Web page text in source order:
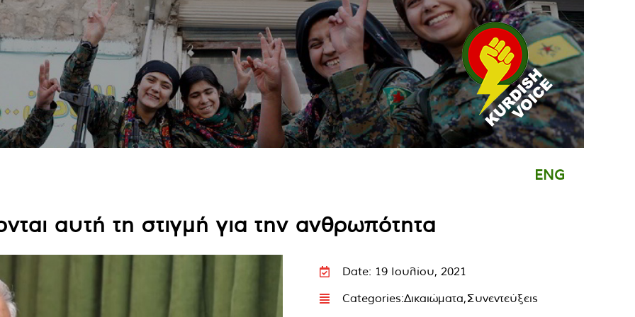
ENG
αυτή τη στιγμή για την ανθρωπότητα
Date: 19 Ιουλίου, 2021
Categories:Δικαιώματα,Συνεντεύξεις